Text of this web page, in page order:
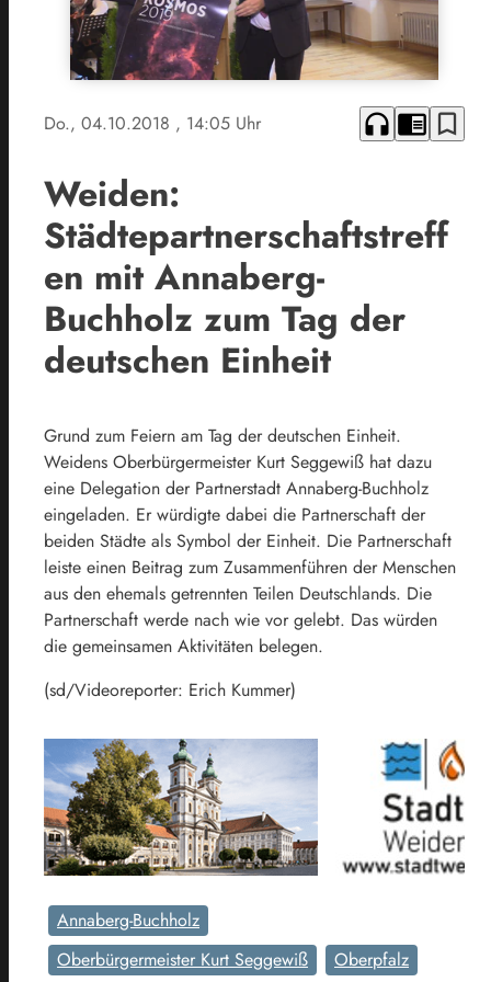
Do., 04.10.2018 , 14:05 Uhr headphones chrome_reader_mode bookmark_border
Weiden:
Städtepartnerschaftstreff
en mit Annaberg-
Buchholz zum Tag der
deutschen Einheit
Grund zum Feiern am Tag der deutschen Einheit.
Weidens Oberbürgermeister Kurt Seggewiß hat dazu
eine Delegation der Partnerstadt Annaberg-Buchholz
eingeladen. Er würdigte dabei die Partnerschaft der
beiden Städte als Symbol der Einheit. Die Partnerschaft
leiste einen Beitrag zum Zusammenführen der Menschen
aus den ehemals getrennten Teilen Deutschlands. Die
Partnerschaft werde nach wie vor gelebt. Das würden
die gemeinsamen Aktivitäten belegen.
(sd/Videoreporter: Erich Kummer)
Annaberg-Buchholz
Oberbürgermeister Kurt Seggewiß
Oberpfalz